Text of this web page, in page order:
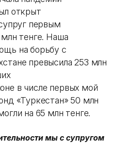
открыт
первым
тенге. Наша
на борьбу с
превысила 253 млн
в числе первых мой
«Туркестан» 50 млн
на 65 млн тенге.
мы с супругом